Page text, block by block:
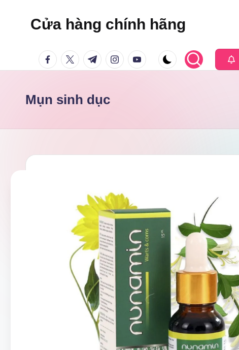
Cửa hàng chính hãng
facebook.com
twitter.com
t.me instagram.com
youtube.com
Mụn sinh dục